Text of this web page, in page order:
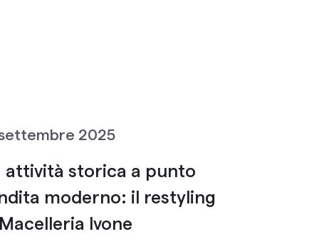
2025
attività storica a punto
moderno: il restyling
Ivone